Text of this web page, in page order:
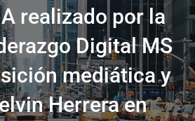
realizado por la
Digital MS
mediática y
Herrera en